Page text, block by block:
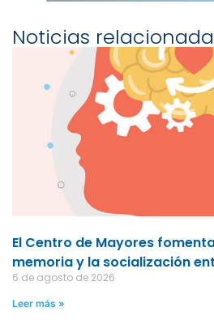
Noticias
El Centro de Mayores
memoria y la socialización
6 de agosto de 2026
Leer más »